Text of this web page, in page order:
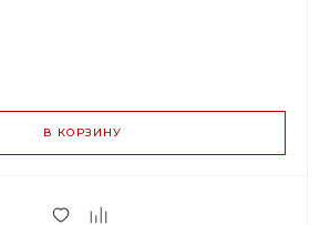
75.00 р.
59.25 р.
В КОРЗИНУ